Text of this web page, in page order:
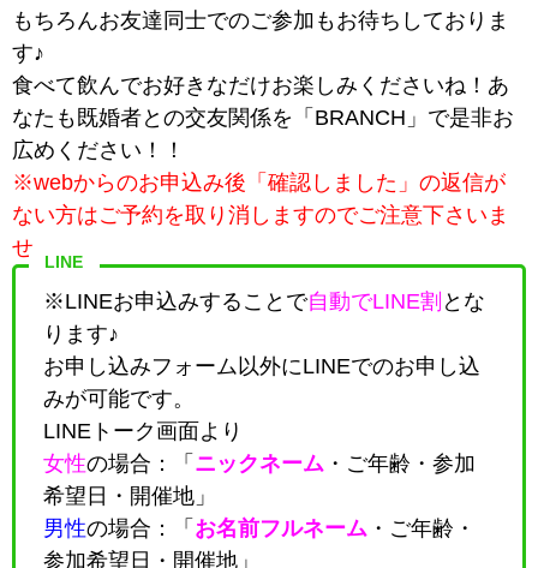
もちろんお友達同士でのご参加もお待ちしておりま
す♪
食べて飲んでお好きなだけお楽しみくださいね！あ
なたも既婚者との交友関係を「BRANCH」で是非お
広めください！！
※webからのお申込み後「確認しました」の返信が
ない方はご予約を取り消しますのでご注意下さいま
せ。
LINE
※LINEお申込みすることで自動でLINE割 とな
ります♪
お申し込みフォーム以外にLINEでのお申し込
みが可能です。
LINEトーク画面より
女性の場合：「 ニックネーム ・
ご年齢・参加
希望日・開催地」
男性の場合：「 お名前フルネーム ・
ご年齢・
参加希望日・開催地」